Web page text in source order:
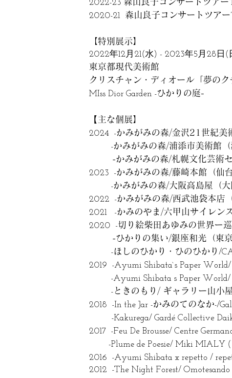
2022-23
2020-21 森山良子コンサートツアー
【特別展示】
2022年12月21(水) - 2023年5月28日(
東京都現代美術館
クリスチャン・ディオール「夢のク
MIss Dior Garden -ひかりの庭-
【 主な個展】
2024 -かみがみの森/金沢21世紀美
-かみがみの森/浦添市美術館（
-かみがみの森/札幌文化芸術
2023 -かみがみの森/藤崎本館（仙台
-かみがみの森/大阪高島屋（大
2022 -かみがみの森/西武池袋本店
2021 -かみのやま/六甲山サイレン
2020 -切り絵柴田あゆみの世界ー
-ひかりの集い/銀座和光（東京
-ほしのひかり・ひのひかり /
2019 -Ayumi Shibata`s Paper World/
-Ayumi Shibata s Paper World/
-ときのもり/ ギャラリー山小
2018 -In the Jar -かみのてのなか-/
-Kakurega/ Gardé Collective
2017 -Feu De Brousse/ Centre
-Plume de Poesie/ Miki MIALY (
2016 -Ayumi Shibata x repetto /
2012 -The Night Forest/